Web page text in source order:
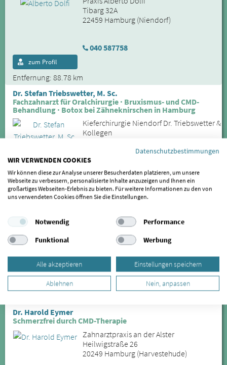
Tibarg 32A
22459 Hamburg (Niendorf)
040 587758
Entfernung: 88.78 km
zum Profil
Dr. Stefan Triebswetter, M. Sc.
Fachzahnarzt für Oralchirurgie · Bruxismus- und CMD-
Behandlung · Botox bei Zähneknirschen in Hamburg
Kieferchirurgie Niendorf Dr. Triebswetter &
Kollegen
22453 Hamburg (Niendorf)
040 - 58 977 890
zum Profil
Dr. Klaus-Richard Herrmann
Zahnarzt
Zahnarztpraxis Dr. Herrmann
Brandenbaumer Landstraße 241
zum Profil
Dr. Harold Eymer
Schmerzfrei durch CMD-Therapie
Zahnarztpraxis an der Alster
Heilwigstraße 26
20249 Hamburg (Harvestehude)
Datenschutzbestimmungen
WIR VERWENDEN COOKIES
Wir können diese zur Analyse unserer Besucherdaten platzieren, um unsere
Webseite zu verbessern, personalisierte Inhalte anzuzeigen und Ihnen ein
großartiges Webseiten-Erlebnis zu bieten. Für weitere Informationen zu den von
uns verwendeten Cookies öffnen Sie die Einstellungen.
Notwendig
Performance
Funktional
Werbung
Alle akzeptieren Einstellungen speichern
Ablehnen Nein, anpassen